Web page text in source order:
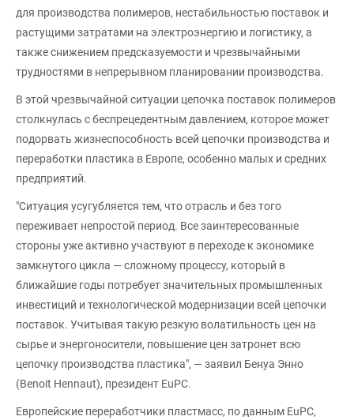
для производства полимеров, нестабильностью поставок и
растущими затратами на электроэнергию и логистику, а
также снижением предсказуемости и чрезвычайными
трудностями в непрерывном планировании производства.
В этой чрезвычайной ситуации цепочка поставок полимеров
столкнулась с беспрецедентным давлением, которое может
подорвать жизнеспособность всей цепочки производства и
переработки пластика в Европе, особенно малых и средних
предприятий.
"Ситуация усугубляется тем, что отрасль и без того
переживает непростой период. Все заинтересованные
стороны уже активно участвуют в переходе к экономике
замкнутого цикла — сложному процессу, который в
ближайшие годы потребует значительных промышленных
инвестиций и технологической модернизации всей цепочки
поставок. Учитывая такую резкую волатильность цен на
сырье и энергоносители, повышение цен затронет всю
цепочку производства пластика", — заявил Бенуа Энно
(Benoit Hennaut), президент EuPC.
Европейские переработчики пластмасс, по данным EuPC,